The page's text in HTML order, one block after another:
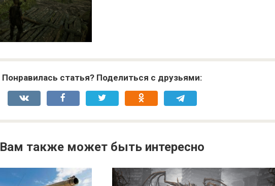
Понравилась статья? Поделиться с друзьями:
Вам также может быть интересно